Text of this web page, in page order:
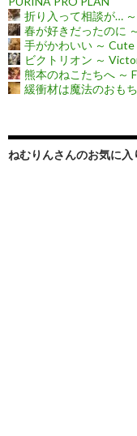
折り入って相談が…
春が好きだったのに
手がかわいい ～ Cute
ビクトリオン ～
熊本のねこたちへ ～
緩衝材は魔法のおも
ねむりんさんのお気に